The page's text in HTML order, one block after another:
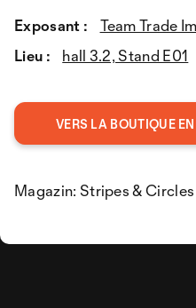
Exposant :
Team Trade
Lieu :
hall 3.2, Stand E01
VERS LA BOUTIQUE
Magazin: Stripes & Circles